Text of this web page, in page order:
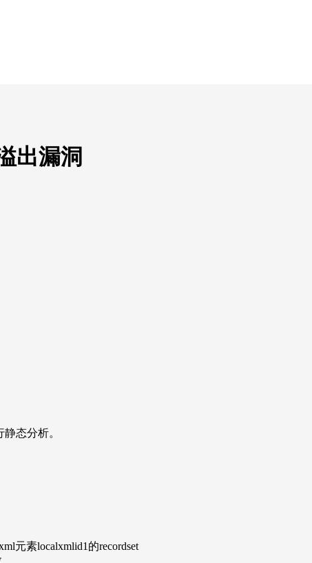
出漏洞
态分析。
元素localxmlid1的recordset